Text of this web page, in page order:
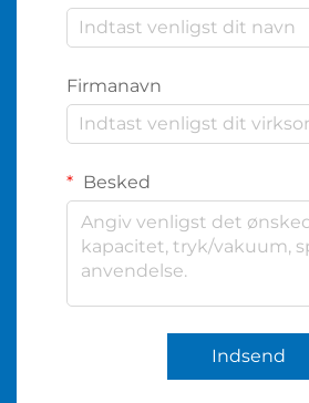
Firmanavn
Besked
Indsend